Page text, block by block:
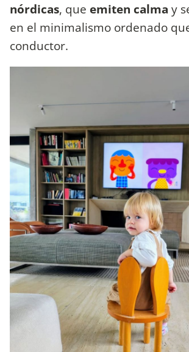
nórdicas, que emiten calma y
en el minimalismo ordenado
conductor.